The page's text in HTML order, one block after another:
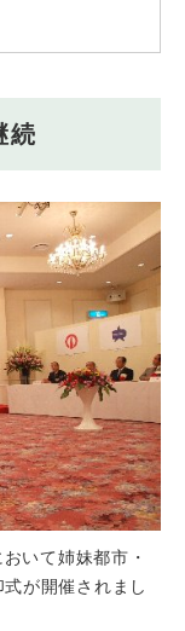
続
いて姉妹都市・
が開催されまし